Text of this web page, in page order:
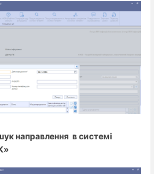
направлення в системі